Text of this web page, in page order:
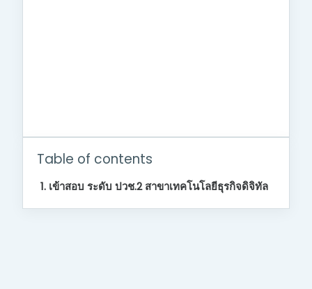
Table of contents
1. เข้าสอบ ระดับ ปวช.2 สาขาเทคโนโลยีธุรกิจดิจิทัล